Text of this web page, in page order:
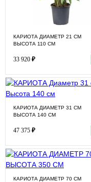
КАРИОТА ДИАМЕТР 21 СМ
ВЫСОТА 110 СМ
33 920 ₽
КАРИОТА ДИАМЕТР 31 СМ
ВЫСОТА 140 СМ
47 375 ₽
КАРИОТА ДИАМЕТР 70 СМ